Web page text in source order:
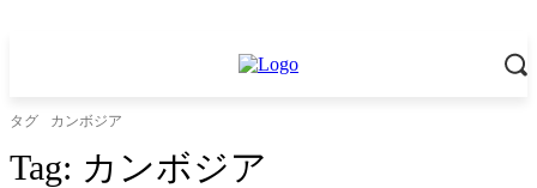
タグ カンボジア
Tag: カンボジア